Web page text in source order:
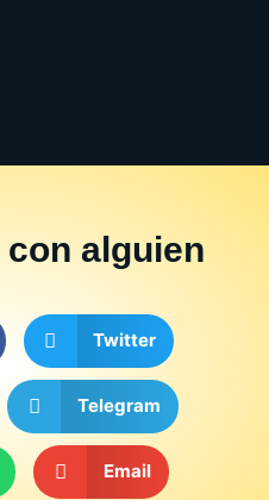
con alguien
Twitter
Telegram
Email